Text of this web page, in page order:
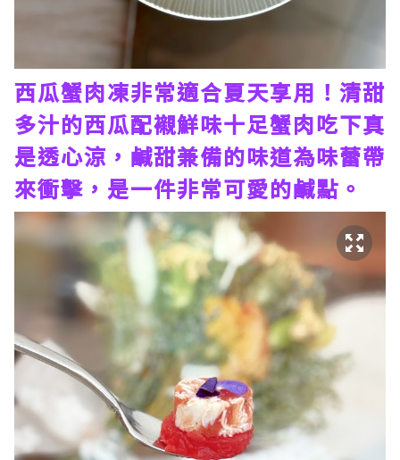
西瓜蟹肉凍非常適合夏天享用！清甜
多汁的西瓜配襯鮮味十足蟹肉吃下真
是透心涼，鹹甜兼備的味道為味蕾帶
來衝擊，是一件非常可愛的鹹點。